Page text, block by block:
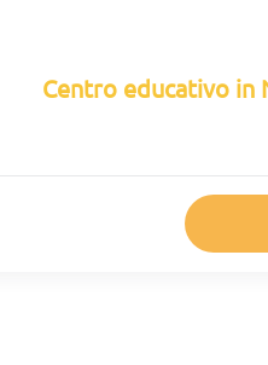
Centro educativo in